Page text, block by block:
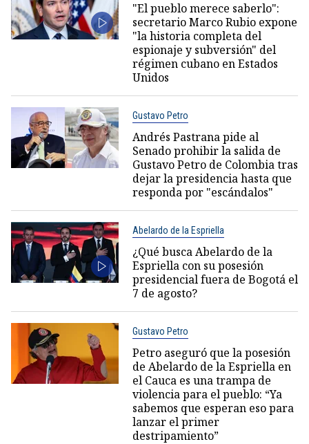
"El pueblo merece saberlo":
secretario Marco Rubio expone
"la historia completa del
espionaje y subversión" del
régimen cubano en Estados
Unidos
Gustavo Petro
Andrés Pastrana pide al
Senado prohibir la salida de
Gustavo Petro de Colombia tras
dejar la presidencia hasta que
responda por "escándalos"
Abelardo de la Espriella
¿Qué busca Abelardo de la
Espriella con su posesión
presidencial fuera de Bogotá el
7 de agosto?
Gustavo Petro
Petro aseguró que la posesión
de Abelardo de la Espriella en
el Cauca es una trampa de
violencia para el pueblo: “Ya
sabemos que esperan eso para
lanzar el primer
destripamiento”